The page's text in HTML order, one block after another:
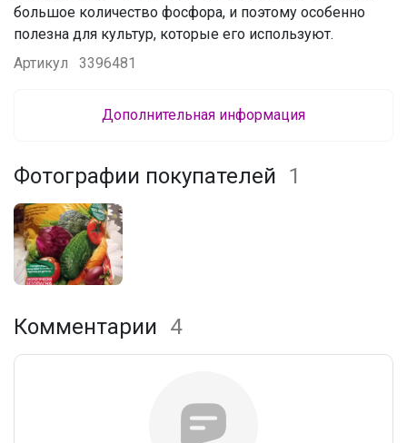
большое количество фосфора, и поэтому особенно
полезна для культур, которые его используют.
Артикул
3396481
Дополнительная информация
Фотографии покупателей 1
Комментарии 4